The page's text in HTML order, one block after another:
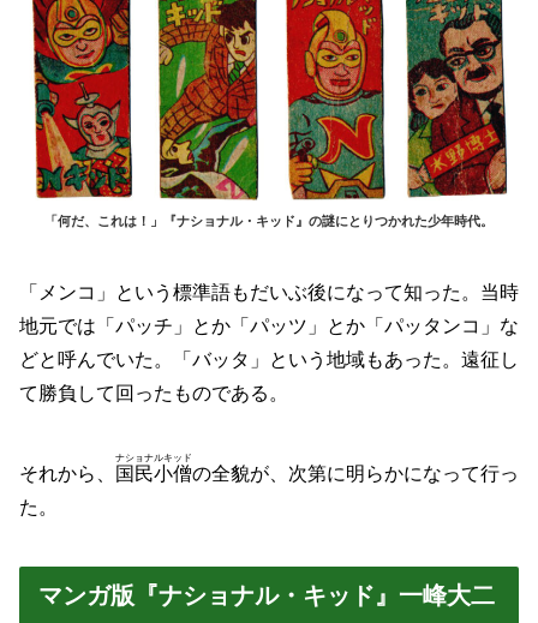
「何だ、これは！」『ナショナル・キッド』の謎にとりつかれた少年時代。
「メンコ」という標準語もだいぶ後になって知った。当時
地元では「パッチ」とか「パッツ」とか「パッタンコ」な
どと呼んでいた。「バッタ」という地域もあった。遠征し
て勝負して回ったものである。
それから、 国民小僧
ナショナルキッド
の全貌が、次第に明らかになって行っ
た。
マンガ版『ナショナル・キッド』一峰大二